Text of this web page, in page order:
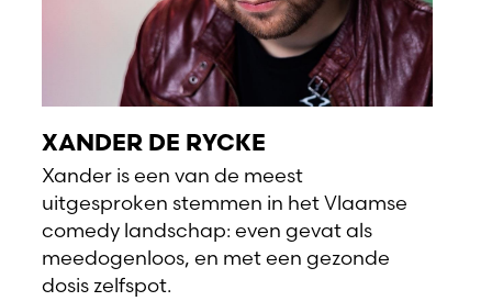
XANDER DE RYCKE
Xander is een van de meest
uitgesproken stemmen in het Vlaamse
comedy landschap: even gevat als
meedogenloos, en met een gezonde
dosis zelfspot.